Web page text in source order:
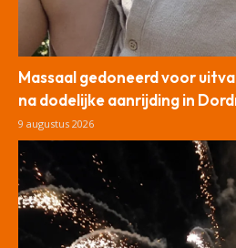
Massaal gedoneerd voor
na dodelijke aanrijding in
9 augustus 2026